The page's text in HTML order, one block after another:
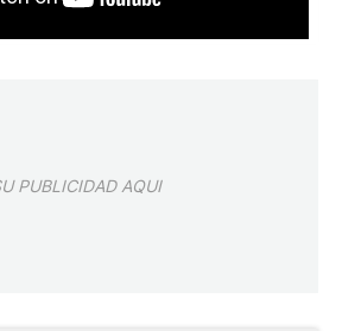
PUBLICIDAD AQUI